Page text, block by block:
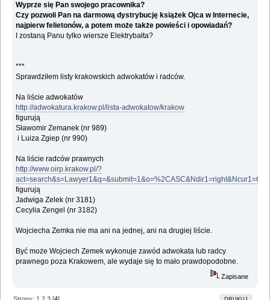
Wyprze się Pan swojego pracownika?
Czy pozwoli Pan na darmową dystrybucję książek Ojca w Internecie,
najpierw felietonów, a potem może także powieści i opowiadań?
I zostaną Panu tylko wiersze Elektrybałta?
***
Sprawdziłem listy krakowskich adwokatów i radców.
Na liście adwokatów
http://adwokatura.krakow.pl/lista-adwokatow/krakow
figurują
Sławomir Zemanek (nr 989)
i Luiza Zgiep (nr 990)
Na liście radców prawnych
http://www.oirp.krakow.pl/?
figurują
Jadwiga Zelek (nr 3181)
Cecylia Zengel (nr 3182)
Wojciecha Zemka nie ma ani na jednej, ani na drugiej liście.
Być może Wojciech Zemek wykonuje zawód adwokata lub radcy
prawnego poza Krakowem, ale wydaje się to mało prawdopodobne.
Zapisane
Strony: 1 2 3 [4]